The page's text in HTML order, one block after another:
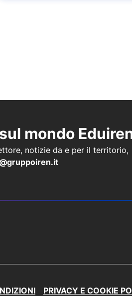
mondo
notizie da e per il territorio,
PRIVACY E COOKIE